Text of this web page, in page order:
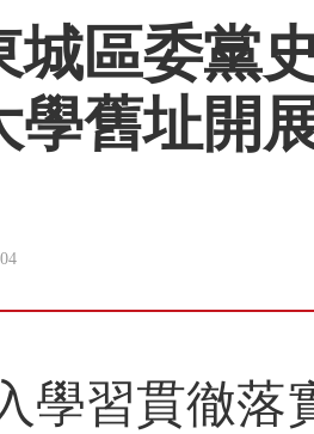
城區委黨
學舊址開
04
學習貫徹落